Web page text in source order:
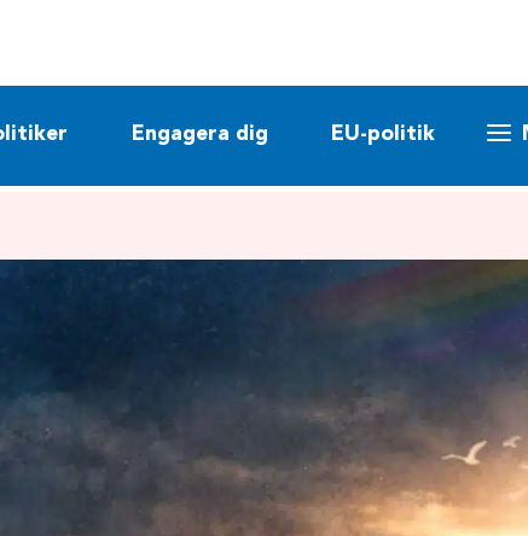
Engagera dig EU-politik